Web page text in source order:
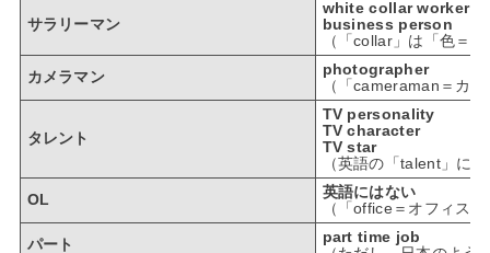
サラリーマン
white collar worker
business person
（「collar」は「色＝
カメラマン
photographer
（「cameraman＝カ
タレント
TV personality
TV character
TV star
（英語の「talent」に
OL
英語にはない
（「office＝オフィス
パート
part time job